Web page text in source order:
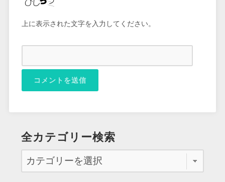
上に表示された文字を入力してください。
全カテゴリー検索